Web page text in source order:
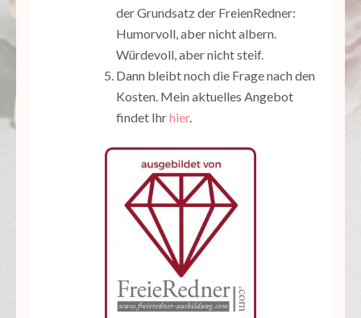
der Grundsatz der FreienRedner:
Humorvoll, aber nicht albern.
Würdevoll, aber nicht steif.
Dann bleibt noch die Frage nach den
Kosten. Mein aktuelles Angebot
findet Ihrhier.